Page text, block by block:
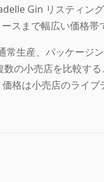
Gin リスティング
スまで幅広い価格帯
生産、パッケージ
の小売店を比較す
格は小売店のライブ